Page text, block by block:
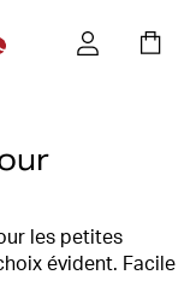
les petites
évident. Facile
lors de vos